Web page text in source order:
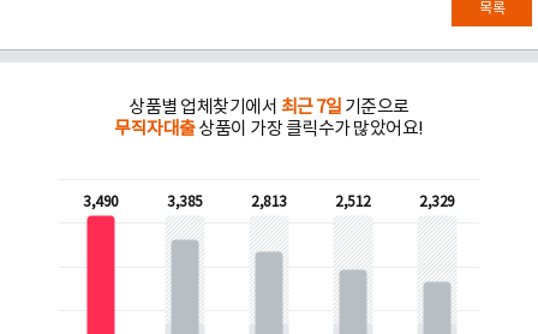
목록
상품별 업체찾기에서 최근 7일 기준으로
무직자대출상품이 가장 클릭수가 많았어요!
3,490 3,385 2,813 2,512 2,329